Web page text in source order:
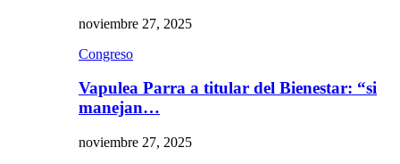
noviembre 27, 2025
Congreso
Vapulea Parra a titular del Bienestar: “si
manejan…
noviembre 27, 2025